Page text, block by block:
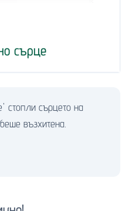
сърце
стопли сърцето на
възхитена.